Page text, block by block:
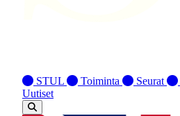
STUL Toiminta Seurat
Uutiset